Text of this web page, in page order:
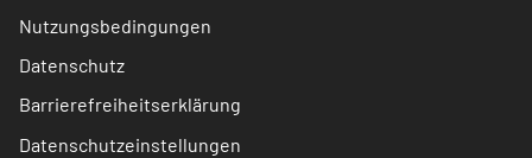
Nutzungsbedingungen
Datenschutz
Barrierefreiheitserklärung
Datenschutzeinstellungen